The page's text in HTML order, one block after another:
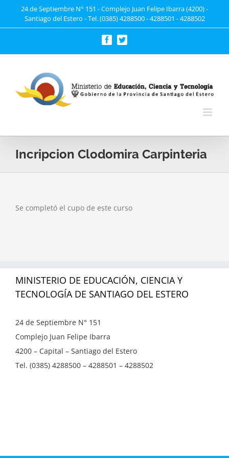
24 de Septiembre N° 151 - Complejo Juan Felipe Ibarra (4200) -
Santiago del Estero - Tel. (0385) 4288500 - 4288501 - 4288502
FacebookTwitter
Incripcion Clodomira Carpinteria
Se completó el cupo de este curso
MINISTERIO DE EDUCACIÓN, CIENCIA Y
TECNOLOGÍA DE SANTIAGO DEL ESTERO
24 de Septiembre N° 151
Complejo Juan Felipe Ibarra
4200 – Capital – Santiago del Estero
Tel. (0385) 4288500 – 4288501 – 4288502